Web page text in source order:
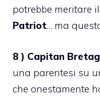
potrebbe meritare
Patriot… ma
8 ) Capitan
una parentesi su
che onestamente